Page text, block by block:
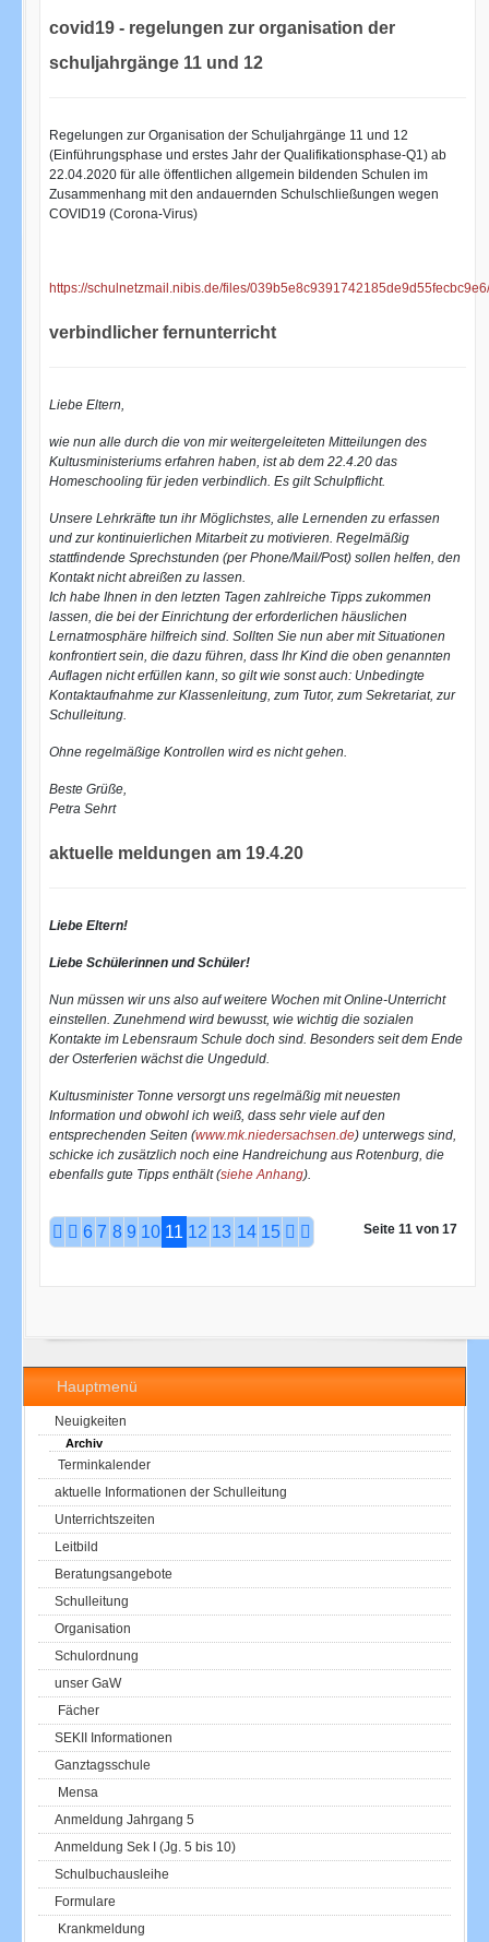
Hauptmenü
Neuigkeiten
Archiv
Terminkalender
aktuelle Informationen der Schulleitung
Unterrichtszeiten
Leitbild
Beratungsangebote
Schulleitung
Organisation
Schulordnung
unser GaW
Fächer
SEKII Informationen
Ganztagsschule
Mensa
Anmeldung Jahrgang 5
Anmeldung Sek I (Jg. 5 bis 10)
Schulbuchausleihe
Formulare
Krankmeldung
covid19 - regelungen zur organisation der
schuljahrgänge 11 und 12
Regelungen zur Organisation der Schuljahrgänge 11 und 12
(Einführungsphase und erstes Jahr der Qualifikationsphase-Q1) ab
22.04.2020 für alle öffentlichen allgemein bildenden Schulen im
Zusammenhang mit den andauernden Schulschließungen wegen
COVID19 (Corona-Virus)
https://schulnetzmail.nibis.de/files/
verbindlicher fernunterricht
Liebe Eltern,
wie nun alle durch die von mir weitergeleiteten Mitteilungen des
Kultusministeriums erfahren haben, ist ab dem 22.4.20 das
Homeschooling für jeden verbindlich. Es gilt Schulpflicht.
Unsere Lehrkräfte tun ihr Möglichstes, alle Lernenden zu erfassen
und zur kontinuierlichen Mitarbeit zu motivieren. Regelmäßig
stattfindende Sprechstunden (per Phone/Mail/Post) sollen helfen, den
Kontakt nicht abreißen zu lassen.
Ich habe Ihnen in den letzten Tagen zahlreiche Tipps zukommen
lassen, die bei der Einrichtung der erforderlichen häuslichen
Lernatmosphäre hilfreich sind. Sollten Sie nun aber mit Situationen
konfrontiert sein, die dazu führen, dass Ihr Kind die oben genannten
Auflagen nicht erfüllen kann, so gilt wie sonst auch: Unbedingte
Kontaktaufnahme zur Klassenleitung, zum Tutor, zum Sekretariat, zur
Schulleitung.
Ohne regelmäßige Kontrollen wird es nicht gehen.
Beste Grüße,
Petra Sehrt
aktuelle meldungen am 19.4.20
Liebe Eltern!
Liebe Schülerinnen und Schüler!
Nun müssen wir uns also auf weitere Wochen mit Online-Unterricht
einstellen. Zunehmend wird bewusst, wie wichtig die sozialen
Kontakte im Lebensraum Schule doch sind. Besonders seit dem Ende
der Osterferien wächst die Ungeduld.
Kultusminister Tonne versorgt uns regelmäßig mit neuesten
Information und obwohl ich weiß, dass sehr viele auf den
entsprechenden Seiten (www.mk.niedersachsen.de)unterwegs sind,
schicke ich zusätzlich noch eine Handreichung aus Rotenburg, die
ebenfalls gute Tipps enthält (siehe Anhang).
Seite 11 von 17
6 7 8 9 10 11 12 13 14 15